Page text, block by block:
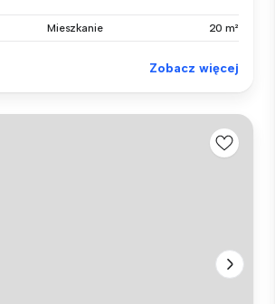
Mieszkanie 20 m²
Zobacz więcej